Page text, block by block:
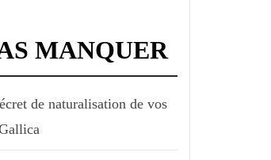
MANQUER
de naturalisation de vos